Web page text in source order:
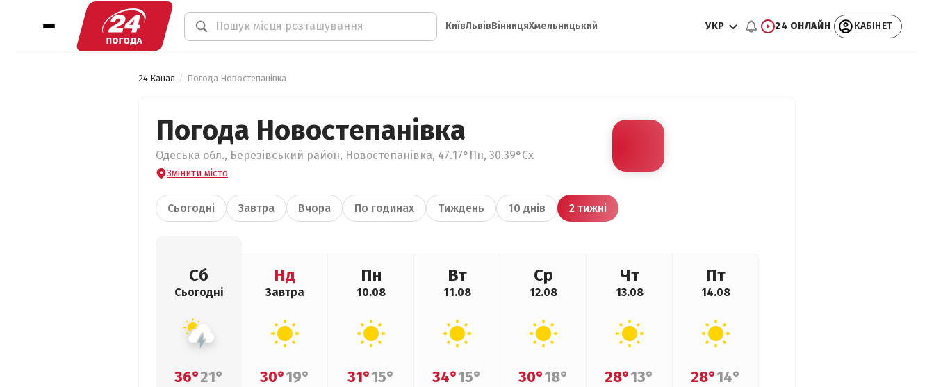
КиївЛьвівВінницяХмельницький УКР 24 ОНЛАЙН КАБІНЕТ
24 Канал Погода Новостепанівка
Погода Новостепанівка
Одеська обл., Березівський район, Новостепанівка, 47.17°Пн, 30.39°Сх
Змінити місто
Сьогодні Завтра Вчора По годинах Тиждень 10 днів 2 тижні
Сб
Сьогодні
36°21°
Нд
Завтра
30°19°
Пн
10.08
31°15°
Вт
11.08
34°15°
Ср
12.08
30°18°
Чт
13.08
28°13°
Пт
14.08
28°14°